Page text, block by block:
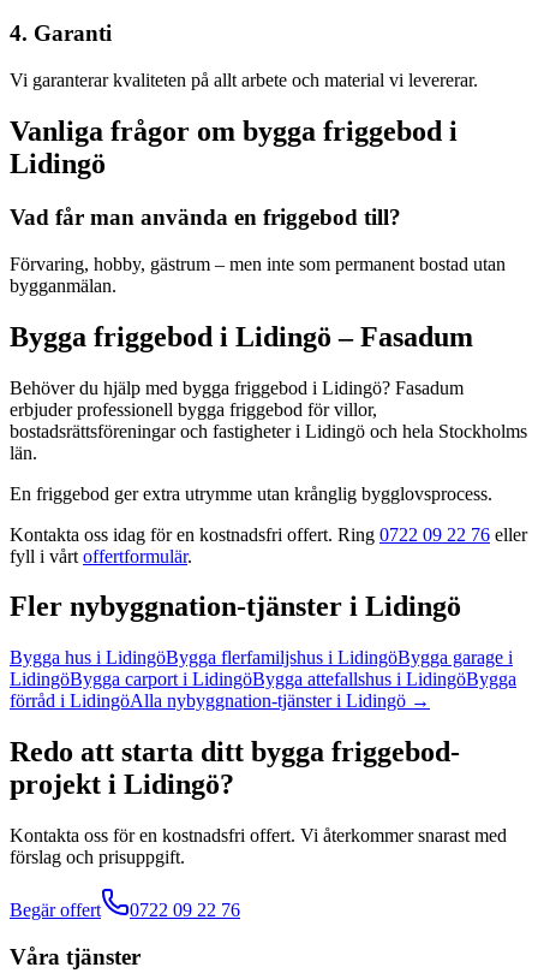
4. Garanti
Vi garanterar kvaliteten på allt arbete och material vi levererar.
Vanliga frågor om bygga friggebod i
Lidingö
Vad får man använda en friggebod till?
Förvaring, hobby, gästrum – men inte som permanent bostad utan
bygganmälan.
Bygga friggebod i Lidingö – Fasadum
Behöver du hjälp med bygga friggebod i Lidingö? Fasadum
erbjuder professionell bygga friggebod för villor,
bostadsrättsföreningar och fastigheteri Lidingö och hela Stockholms
län.
En friggebod ger extra utrymme utan krånglig bygglovsprocess.
Kontakta oss idag för en kostnadsfri offert. Ring 0722 09 22 76 eller
fyll i vårt offertformulär.
Fler nybyggnation-tjänster i Lidingö
Bygga hus i LidingöBygga flerfamiljshus i LidingöBygga garage i
LidingöBygga carport i LidingöBygga attefallshus i LidingöBygga
förråd i LidingöAlla nybyggnation-tjänsteri Lidingö →
Redo att starta ditt bygga friggebod-
projekt i Lidingö?
Kontakta oss för en kostnadsfri offert. Vi återkommer snarast med
förslag och prisuppgift.
Begär offert 0722 09 22 76
Våra tjänster